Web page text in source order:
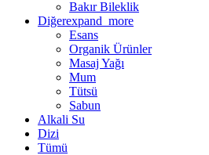
Bakır Bileklik
Diğerexpand_more
Esans
Organik Ürünler
Masaj Yağı
Mum
Tütsü
Sabun
Alkali Su
Dizi
Tümü